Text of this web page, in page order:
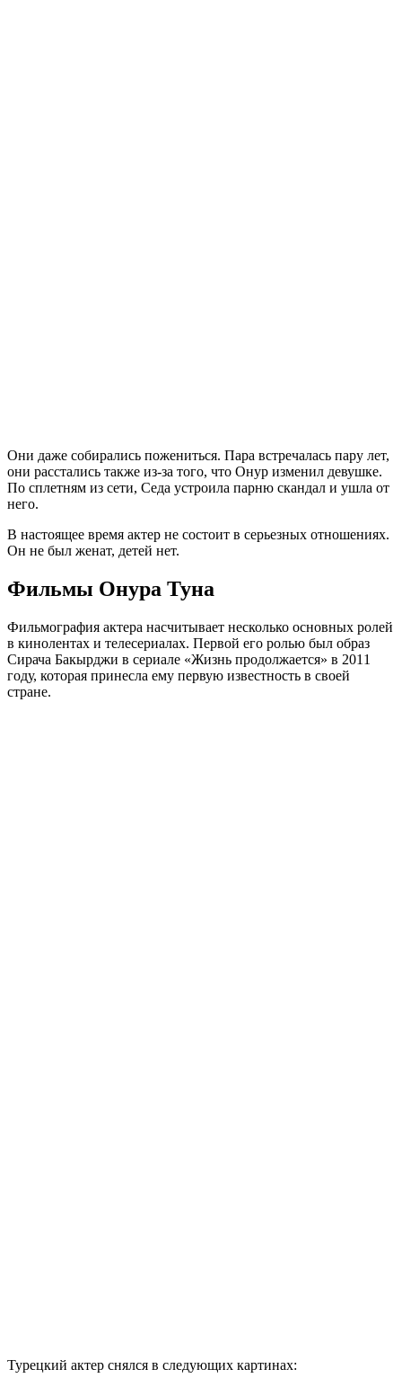
Они даже собирались пожениться. Пара встречалась пару лет,
они расстались также из-за того, что Онур изменил девушке.
По сплетням из сети, Седа устроила парню скандал и ушла от
него.
В настоящее время актер не состоит в серьезных отношениях.
Он не был женат, детей нет.
Фильмы Онура Туна
Фильмография актера насчитывает несколько основных ролей
в кинолентах и телесериалах. Первой его ролью был образ
Сирача Бакырджи в сериале «Жизнь продолжается» в 2011
году, которая принесла ему первую известность в своей
стране.
Турецкий актер снялся в следующих картинах: